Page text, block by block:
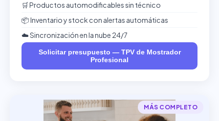
🛒 Productos automodificables sin técnico
📦 Inventario y stock con alertas automáticas
☁️ Sincronización en la nube 24/7
Solicitar presupuesto — TPV de Mostrador
Profesional
MÁS COMPLETO